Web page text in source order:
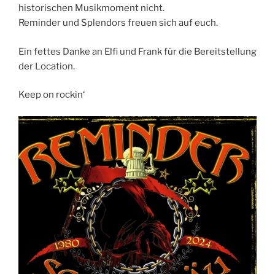
historischen Musikmoment nicht.
Reminder und Splendors freuen sich auf euch.
Ein fettes Danke an Elfi und Frank für die Bereitstellung
der Location.
Keep on rockin‘